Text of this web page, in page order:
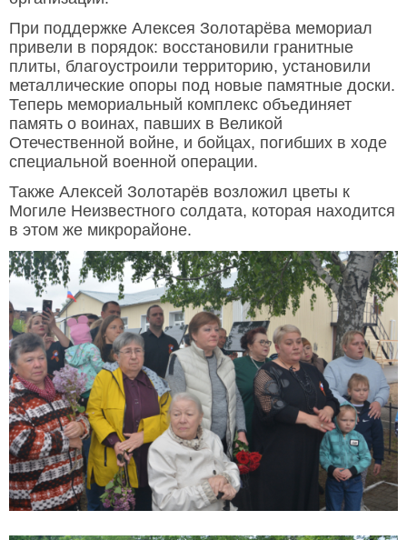
При поддержке Алексея Золотарёва мемориал
привели в порядок: восстановили гранитные
плиты, благоустроили территорию, установили
металлические опоры под новые памятные доски.
Теперь мемориальный комплекс объединяет
память о воинах, павших в Великой
Отечественной войне, и бойцах, погибших в ходе
специальной военной операции.
Также Алексей Золотарёв возложил цветы к
Могиле Неизвестного солдата, которая находится
в этом же микрорайоне.